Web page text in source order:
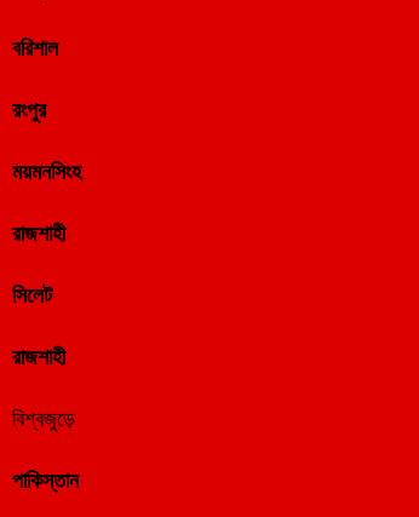
বরিশাল
রংপুর
ময়মনসিংহ
রাজশাহী
সিলেট
রাজশাহী
বিশ্বজুড়ে
পাকিস্তান